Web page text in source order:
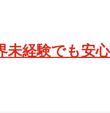
未経験でも安